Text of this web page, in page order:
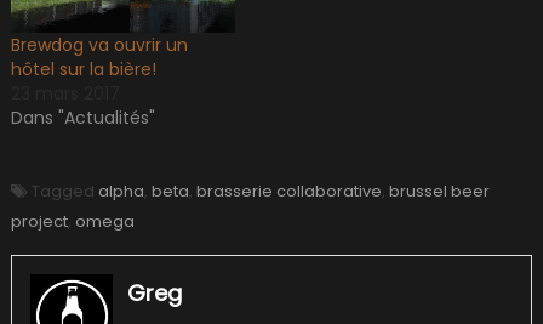
Brewdog va ouvrir un
hôtel sur la bière!
Dans "Actualités"
Tagged alpha, beta, brasserie collaborative, brussel beer
project, omega
Greg